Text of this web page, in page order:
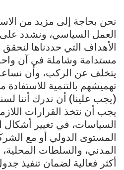
نحن بحاجة إلى مزيد من
العمل السياسي، ونشدد على
الأهداف التي حددناها لنحقق
مستدامة وشاملة في آن
يتخلف عن الركب، وأن
تهميشهم بالتنمية للاستفادة
(يجب علينا) أن ندرك أننا
يجب أن نتخذ القرارات
السياسات، في تغيير أشكال
المستوى الدولي أو مع
المدني، والسلطات
أكثر فعالية لضمان تنفيذ جدول أعمال